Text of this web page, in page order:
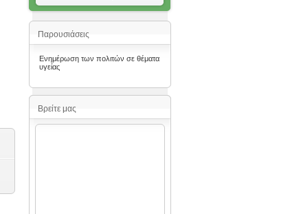
Παρουσιάσεις
Ενημέρωση των πολιτών σε θέματα
υγείας
Βρείτε μας